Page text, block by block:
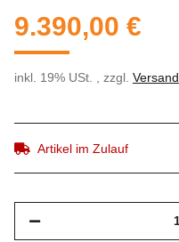
9.390,00 €
inkl. 19% USt. , zzgl. Versand
Artikel im Zulauf